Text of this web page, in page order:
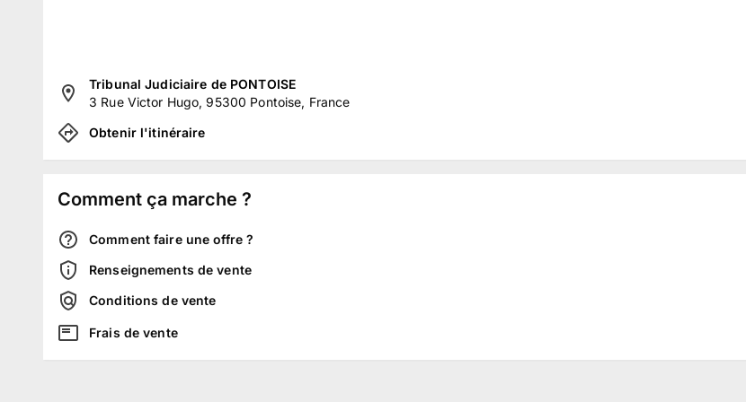
Tribunal Judiciaire de PONTOISE
3 Rue Victor Hugo, 95300 Pontoise, France
Obtenir l'itinéraire
Comment ça marche ?
Comment faire une offre ?
Renseignements de vente
Conditions de vente
Frais de vente